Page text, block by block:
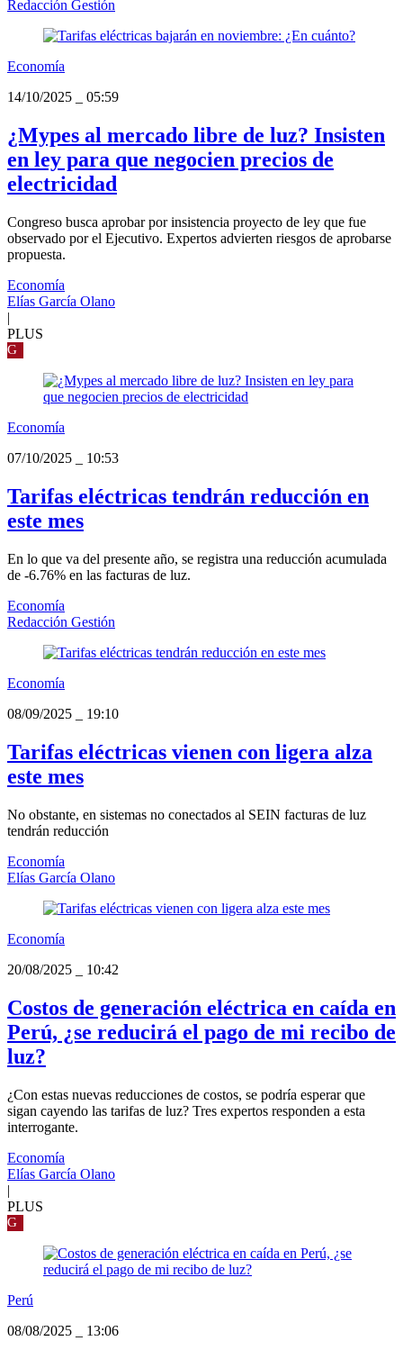
Redacción Gestión
Economía
14/10/2025
05:59
¿Mypes al mercado libre de luz? Insisten
en ley para que negocien precios de
electricidad
Congreso busca aprobar por insistencia proyecto de ley que fue
observado por el Ejecutivo. Expertos advierten riesgos de aprobarse
propuesta.
Economía
Elías García Olano
|
PLUS
G
Economía
07/10/2025
10:53
Tarifas eléctricas tendrán reducción en
este mes
En lo que va del presente año, se registra una reducción acumulada
de -6.76% en las facturas de luz.
Economía
Redacción Gestión
Economía
08/09/2025
19:10
Tarifas eléctricas vienen con ligera alza
este mes
No obstante, en sistemas no conectados al SEIN facturas de luz
tendrán reducción
Economía
Elías García Olano
Economía
20/08/2025
10:42
Costos de generación eléctrica en caída en
Perú, ¿se reducirá el pago de mi recibo de
luz?
¿Con estas nuevas reducciones de costos, se podría esperar que
sigan cayendo las tarifas de luz? Tres expertos responden a esta
interrogante.
Economía
Elías García Olano
|
PLUS
G
Perú
08/08/2025
13:06